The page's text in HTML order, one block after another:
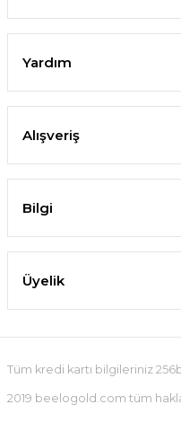
Yardım
Alışveriş
Bilgi
Üyelik
Tüm kredi kartı bilgileriniz
2019 beelogold.com tüm